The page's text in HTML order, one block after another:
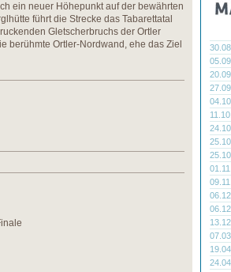
ein neuer Höhepunkt auf der bewährten
führt die Strecke das Tabarettatal
Gletscherbruchs der Ortler
berühmte Ortler-Nordwand, ehe das Ziel